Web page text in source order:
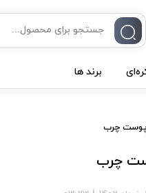
برند ها
پوست چرب
چرب